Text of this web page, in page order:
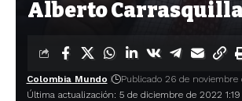
Alberto
Última actualización: 5 de diciembre de 2022 1:19
Colombia Mundo Publicado 26 de noviembre